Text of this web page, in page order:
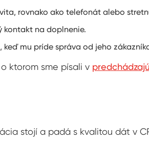
rovnako ako telefonát alebo
kontakt na doplnenie.
mu príde správa od jeho
ktorom sme písali v
stojí a padá s kvalitou dát v